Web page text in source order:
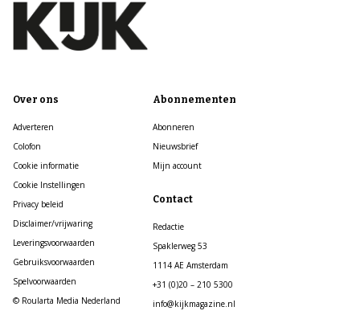
Over ons
Adverteren
Colofon
Cookie informatie
Cookie Instellingen
Privacy beleid
Disclaimer/vrijwaring
Leveringsvoorwaarden
Gebruiksvoorwaarden
Spelvoorwaarden
© Roularta Media Nederland
Abonnementen
Abonneren
Nieuwsbrief
Mijn account
Contact
Redactie
Spaklerweg 53
1114 AE Amsterdam
+31 (0)20 – 210 5300
info@kijkmagazine.nl